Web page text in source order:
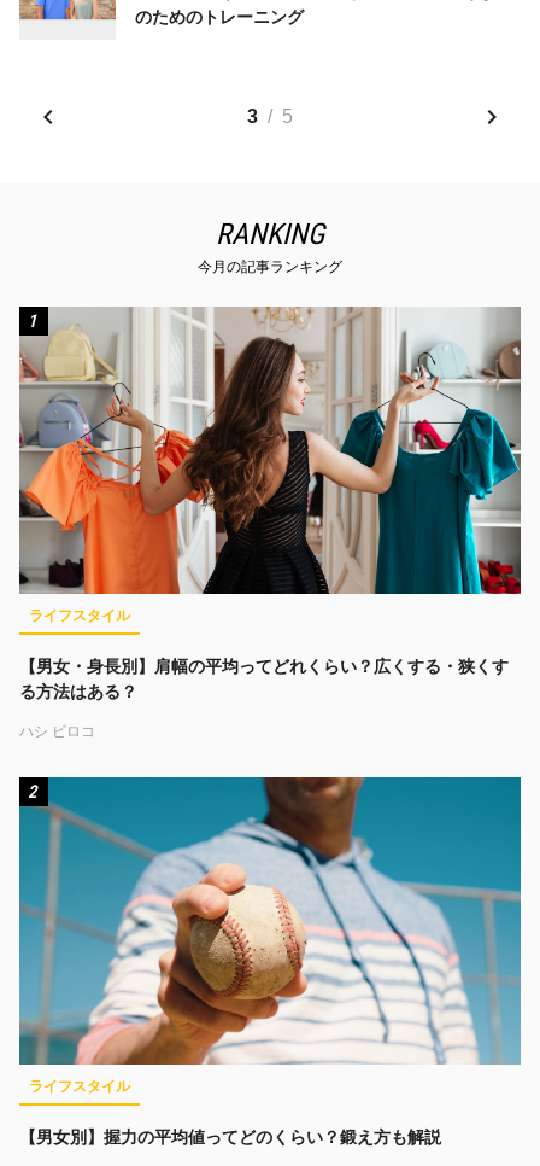
のためのトレーニング
3 / 5
RANKING
今月の記事ランキング
1
ライフスタイル
【男女・身長別】肩幅の平均ってどれくらい？広くする・狭くす
る方法はある？
ハシ ビロコ
2
ライフスタイル
【男女別】握力の平均値ってどのくらい？鍛え方も解説